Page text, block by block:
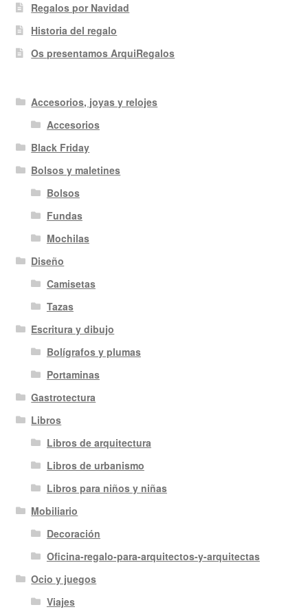
Regalos por Navidad
Historia del regalo
Os presentamos ArquiRegalos
Accesorios, joyas y relojes
Accesorios
Black Friday
Bolsos y maletines
Bolsos
Fundas
Mochilas
Diseño
Camisetas
Tazas
Escritura y dibujo
Bolígrafos y plumas
Portaminas
Gastrotectura
Libros
Libros de arquitectura
Libros de urbanismo
Libros para niños y niñas
Mobiliario
Decoración
Oficina-regalo-para-arquitectos-y-arquitectas
Ocio y juegos
Viajes